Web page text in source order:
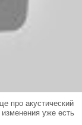
про акустический
уже есть